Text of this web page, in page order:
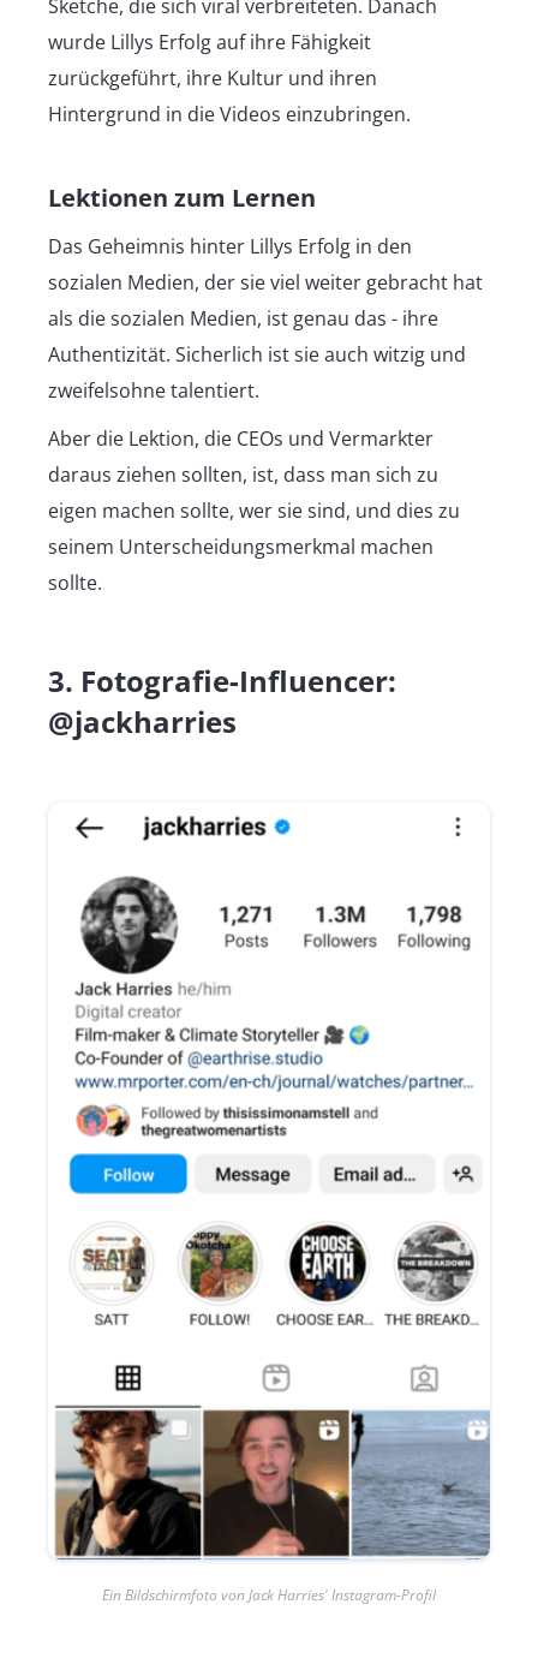
Sketche, die sich viral verbreiteten. Danach
wurde Lillys Erfolg auf ihre Fähigkeit
zurückgeführt, ihre Kultur und ihren
Hintergrund in die Videos einzubringen.
Lektionen zum Lernen
Das Geheimnis hinter Lillys Erfolg in den
sozialen Medien, der sie viel weiter gebracht hat
als die sozialen Medien, ist genau das - ihre
Authentizität. Sicherlich ist sie auch witzig und
zweifelsohne talentiert.
Aber die Lektion, die CEOs und Vermarkter
daraus ziehen sollten, ist, dass man sich zu
eigen machen sollte, wer sie sind, und dies zu
seinem Unterscheidungsmerkmal machen
sollte.
3. Fotografie-Influencer:
@jackharries
Ein Bildschirmfoto von Jack Harries' Instagram-Profil